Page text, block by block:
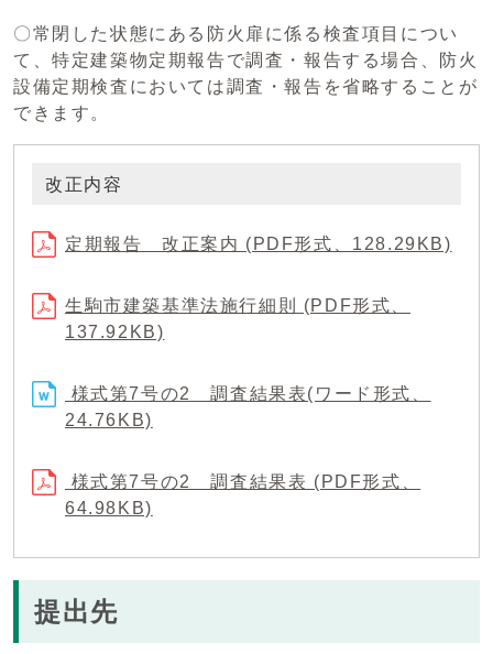
〇常閉した状態にある防火扉に係る検査項目につい
て、特定建築物定期報告で調査・報告する場合、防火
設備定期検査においては調査・報告を省略することが
できます。
改正内容
定期報告 改正案内 (PDF形式、128.29KB)
生駒市建築基準法施行細則 (PDF形式、
137.92KB)
様式第7号の2 調査結果表(ワード形式、
24.76KB)
様式第7号の2 調査結果表 (PDF形式、
64.98KB)
提出先